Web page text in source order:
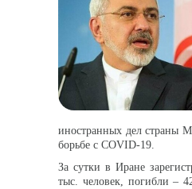
иностранных дел страны
борьбе с COVID-19.
За сутки в Иране
тыс. человек, погибли –